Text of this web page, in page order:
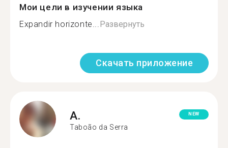
Мои цели в изучении языка
Expandir horizonte...Развернуть
Скачать приложение
A.
Taboão da Serra
NEW